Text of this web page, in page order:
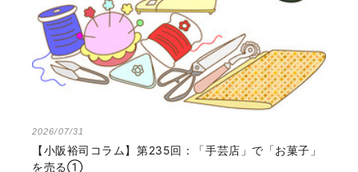
2026/07/31
【小阪裕司コラム】第235回：「手芸店」で「お菓子」
を売る①